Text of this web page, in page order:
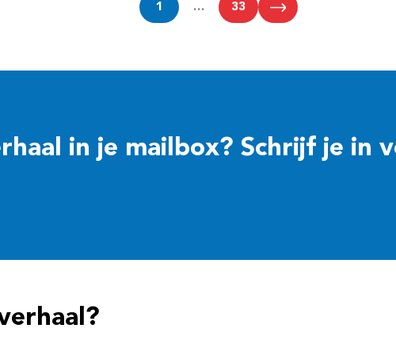
1 … 33
in je mailbox? Schrijf je in